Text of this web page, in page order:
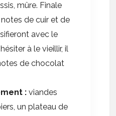
mûre. Finale
de cuir et de
avec le
à le vieillir, il
de chocolat
: viandes
un plateau de